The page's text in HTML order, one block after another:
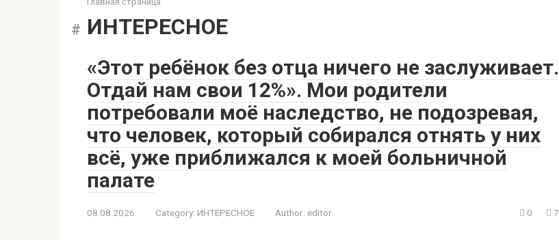
ИНТЕРЕСНОЕ
«Этот ребёнок без отца ничего не заслуживает.
Отдай нам свои 12%». Мои родители
потребовали моё наследство, не подозревая,
что человек, который собирался отнять у них
всё, уже приближался к моей больничной
палате
08.08.2026 Category: ИНТЕРЕСНОЕ Author: editor 0 7